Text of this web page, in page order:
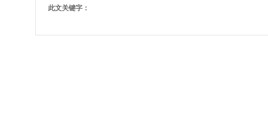
此文关键字：